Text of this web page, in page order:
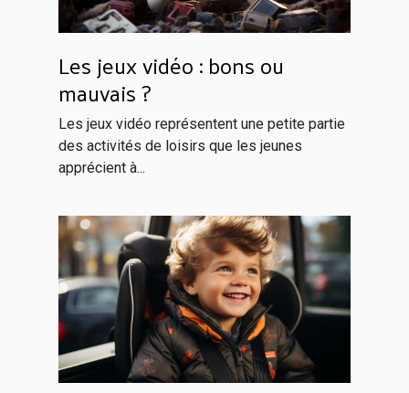
Les jeux vidéo : bons ou
mauvais ?
Les jeux vidéo représentent une petite partie
des activités de loisirs que les jeunes
apprécient à...